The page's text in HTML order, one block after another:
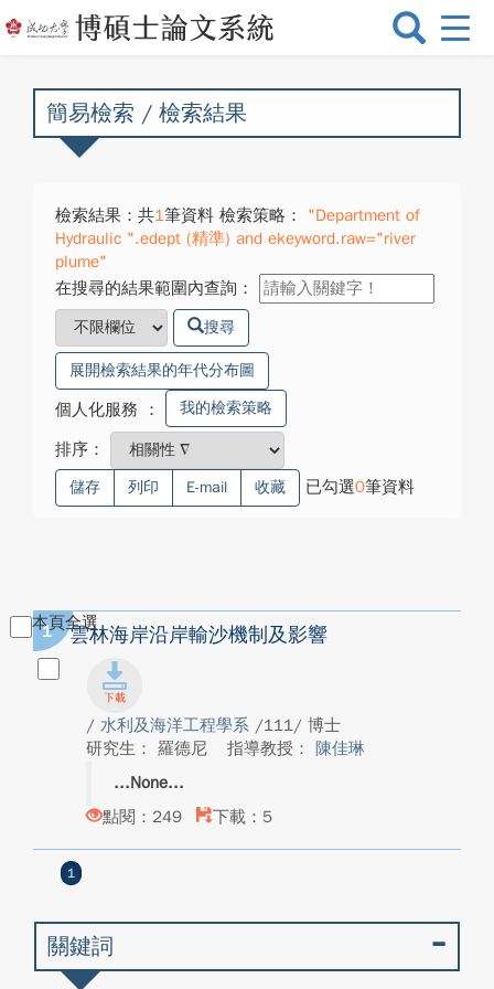
選
換
簡易檢索 / 檢索結果
檢索結果：共1筆資料 檢索策略：
"Department of
Hydraulic ".edept (精準) and ekeyword.raw="river
plume"
在搜尋的結果範圍內查詢：
搜尋
展開檢索結果的年代分布圖
個人化服務 ： 我的檢索策略
排序：
儲存 列印 E-mail 收藏 已勾選0筆資料
本頁全選
1 雲林海岸沿岸輸沙機制及影響
/ 水利及海洋工程學系 /111/ 博士
研究生： 羅德尼
指導教授： 陳佳琳
None
點閱：249
下載：5
1
關鍵詞